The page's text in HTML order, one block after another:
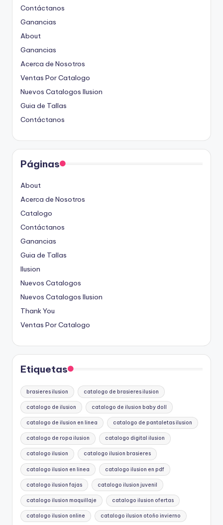
Contáctanos
Ganancias
About
Ganancias
Acerca de Nosotros
Ventas Por Catalogo
Nuevos Catalogos Ilusion
Guia de Tallas
Contáctanos
Páginas
About
Acerca de Nosotros
Catalogo
Contáctanos
Ganancias
Guia de Tallas
Ilusion
Nuevos Catalogos
Nuevos Catalogos Ilusion
Thank You
Ventas Por Catalogo
Etiquetas
brasieres ilusion catalogo de brasieres ilusion
catalogo de ilusion catalogo de ilusion baby doll
catalogo de ilusion en linea catalogo de pantaletas ilusion
catalogo de ropa ilusion catalogo digital ilusion
catalogo ilusion catalogo ilusion brasieres
catalogo ilusion en linea catalogo ilusion en pdf
catalogo ilusion fajas catalogo ilusion juvenil
catalogo ilusion maquillaje catalogo ilusion ofertas
catalogo ilusion online catalogo ilusion otoño invierno